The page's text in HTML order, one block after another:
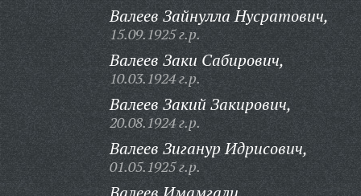
Валеев Зайнулла Нусратович,
15.09.1925 г.р.
Валеев Заки Сабирович,
10.03.1924 г.р.
Валеев Закий Закирович,
20.08.1924 г.р.
Валеев Зиганур Идрисович,
01.05.1925 г.р.